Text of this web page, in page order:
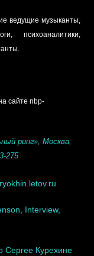
ведущие музыканты,
психоаналитики,
сайте nbp-
ринг», Москва,
275
Interview,
Сергее Курехине